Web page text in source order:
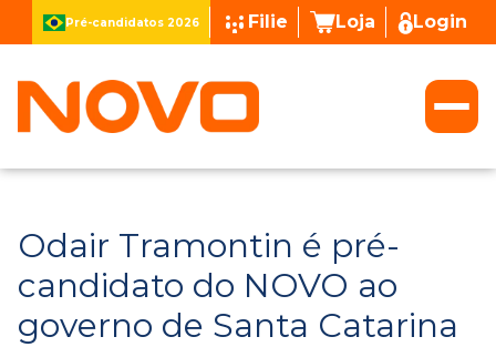
Pré-candidatos 2026 Filie Loja Login
Odair Tramontin é pré-
candidato do NOVO ao
governo de Santa Catarina